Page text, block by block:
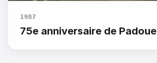
1987
75e anniversaire de Padoue